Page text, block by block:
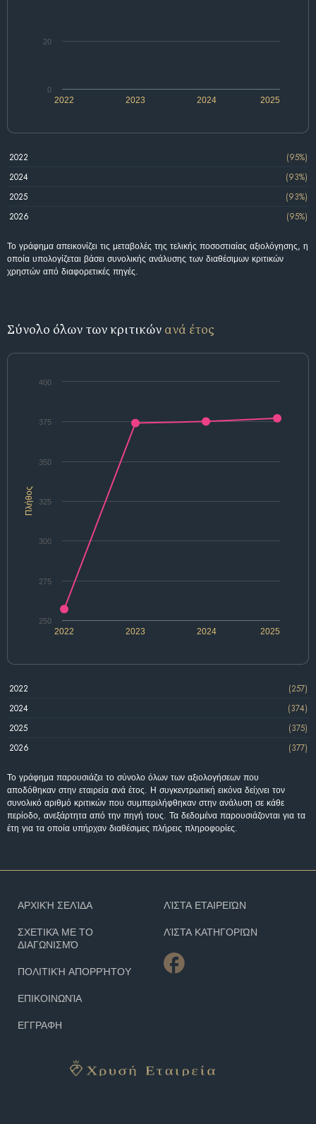
2022 2024
2023 2025
0
20
2022
(95%)
2024
(93%)
2025
(93%)
2026
(95%)
Το γράφημα απεικονίζει τις μεταβολές της τελικής ποσοστιαίας αξιολόγησης, η
οποία υπολογίζεται βάσει συνολικής ανάλυσης των διαθέσιμων κριτικών
χρηστών από διαφορετικές πηγές.
Σύνολο όλων των κριτικών ανά έτος
Πλήθος
2022 2024
2023 2025
250
275
300
325
350
375
400
2022
(257)
2024
(374)
2025
(375)
2026
(377)
Το γράφημα παρουσιάζει το σύνολο όλων των αξιολογήσεων που
αποδόθηκαν στην εταιρεία ανά έτος. Η συγκεντρωτική εικόνα δείχνει τον
συνολικό αριθμό κριτικών που συμπεριλήφθηκαν στην ανάλυση σε κάθε
περίοδο, ανεξάρτητα από την πηγή τους. Τα δεδομένα παρουσιάζονται για τα
έτη για τα οποία υπήρχαν διαθέσιμες πλήρεις πληροφορίες.
ΑΡΧΙΚΉ ΣΕΛΊΔΑ
ΣΧΕΤΙΚΆ ΜΕ ΤΟ
ΔΙΑΓΩΝΙΣΜΌ
ΠΟΛΙΤΙΚΉ ΑΠΟΡΡΉΤΟΥ
ΕΠΙΚΟΙΝΩΝΊΑ
ΕΓΓΡΑΦΗ
ΛΊΣΤΑ ΕΤΑΙΡΕΙΏΝ
ΛΊΣΤΑ ΚΑΤΗΓΟΡΙΏΝ